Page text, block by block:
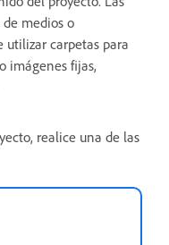
medios o
utilizar carpetas para
imágenes fijas,
realice una de las